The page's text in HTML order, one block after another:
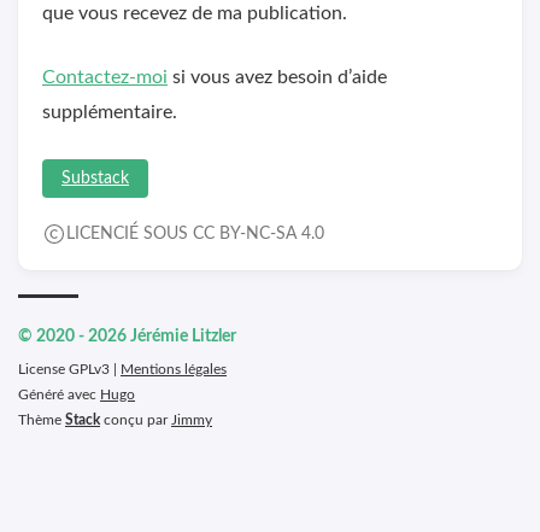
que vous recevez de ma publication.
Contactez-moi si vous avez besoin d’aide
supplémentaire.
Substack
LICENCIÉ SOUS CC BY-NC-SA 4.0
© 2020 - 2026 Jérémie Litzler
License GPLv3 | Mentions légales
Généré avec Hugo
Thème Stack conçu par Jimmy